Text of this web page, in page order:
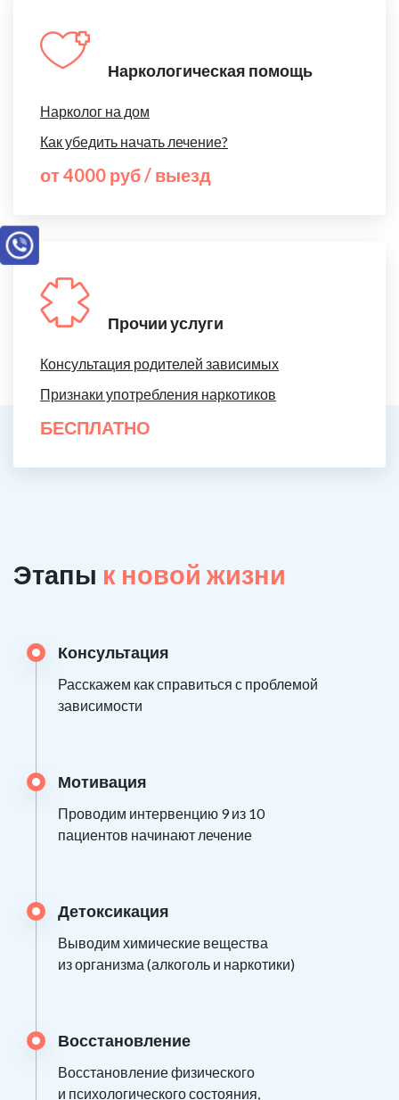
Наркологическая помощь
Нарколог на дом
Как убедить начать лечение?
от 4000 руб / выезд
Прочии услуги
Консультация родителей зависимых
Признаки употребления наркотиков
БЕСПЛАТНО
Этапы к новой жизни
Консультация
Расскажем как справиться с проблемой
зависимости
Мотивация
Проводим интервенцию 9 из 10
пациентов начинают лечение
Детоксикация
Выводим химические вещества
из организма (алкоголь и наркотики)
Восстановление
Восстановление физического
и психологического состояния,